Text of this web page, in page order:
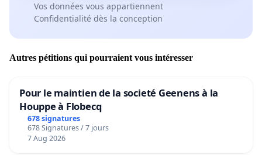
Vos données vous appartiennent
Confidentialité dès la conception
Autres pétitions qui pourraient vous intéresser
Pour le maintien de la societé Geenens à la
Houppe à Flobecq
678 signatures
678 Signatures / 7 jours
7 Aug 2026